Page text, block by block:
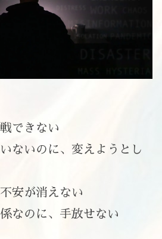
できない
ないのに、変えようとし
安が消えない
なのに、手放せない